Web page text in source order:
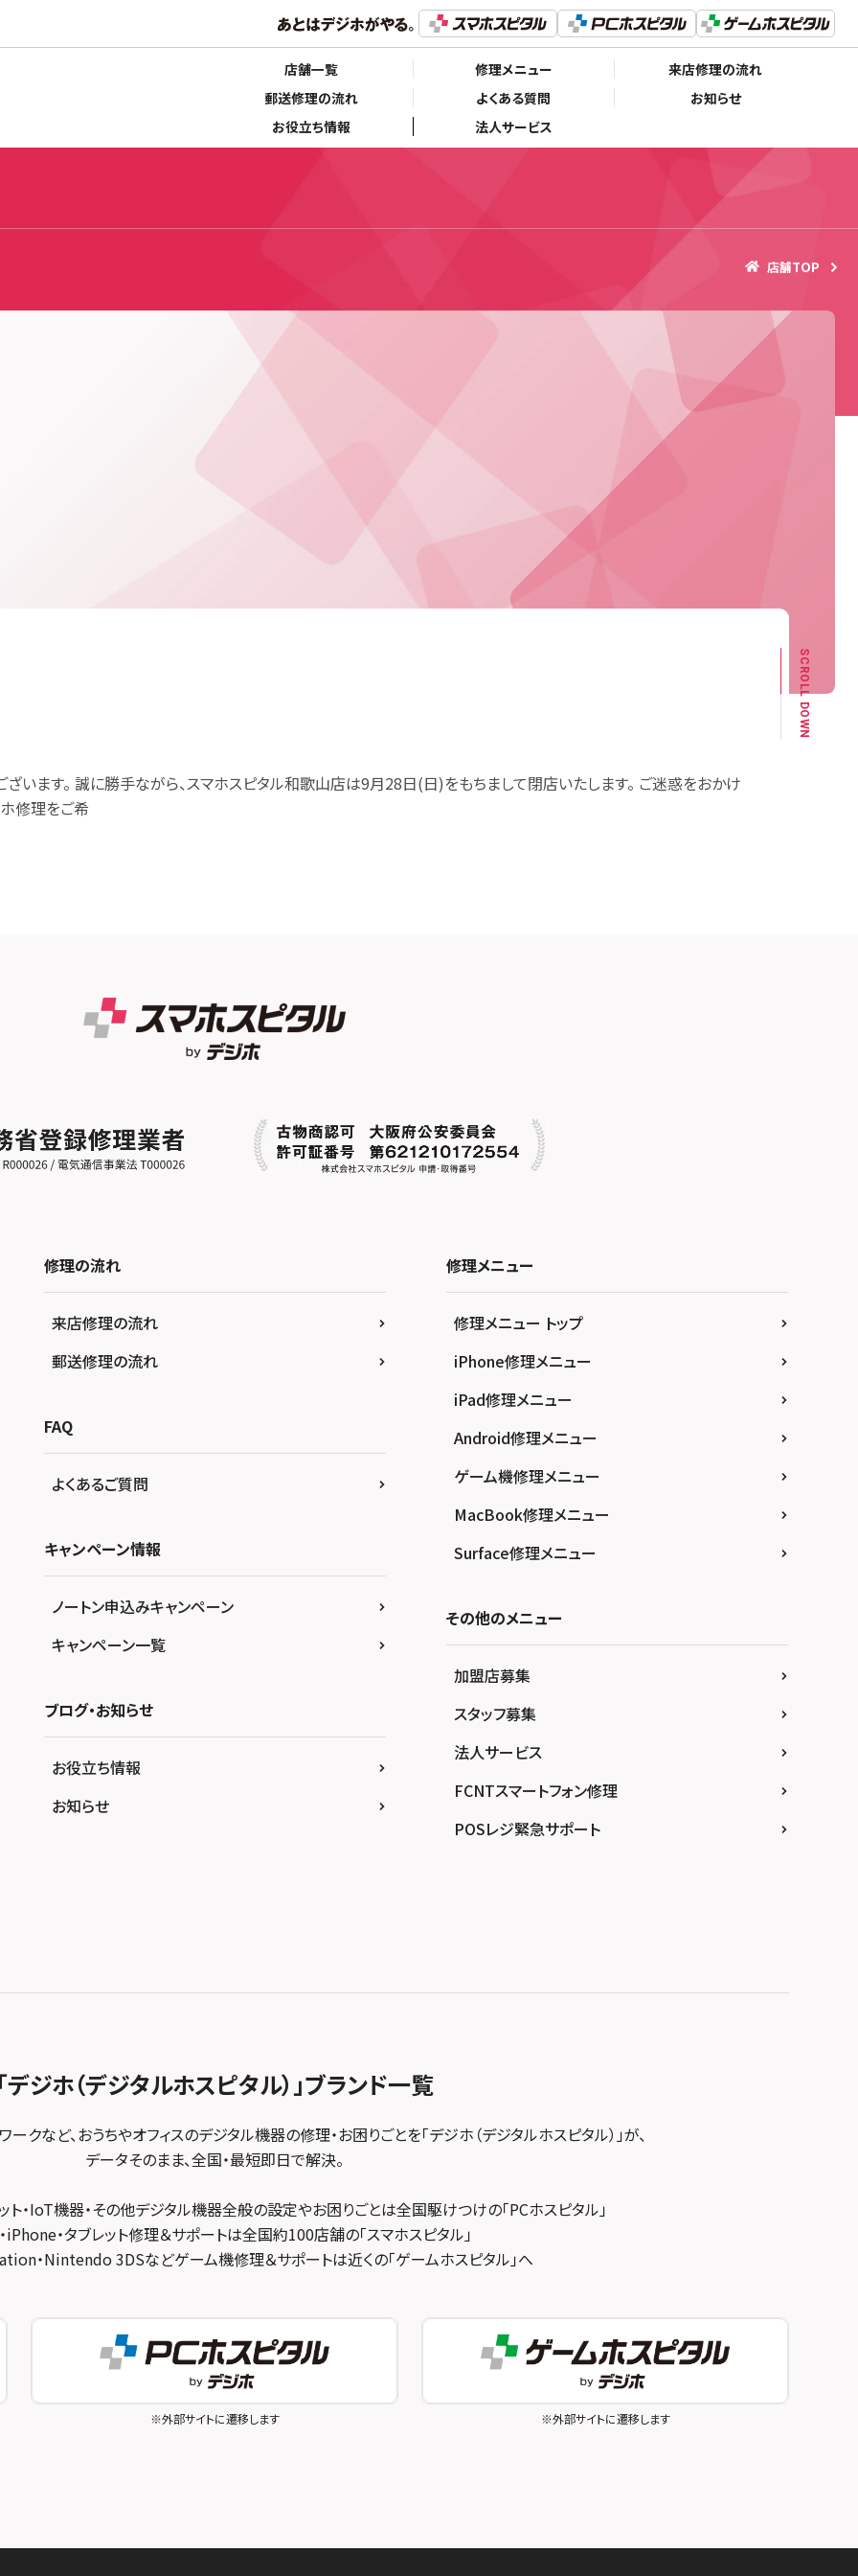
店舗一覧 修理メニュー
来店修理の流れ
郵送修理の流れ
よくある質問
お知らせ
お役立ち情報
法人サービス
店舗TOP
SCROLL DOWN
います。 誠に勝手ながら、スマホスピタル和歌山店は9月28日(日)をもちまして閉店いたします。 ご迷惑をおかけ
修理をご希
修理の流れ
来店修理の流れ
郵送修理の流れ
FAQ
よくあるご質問
キャンペーン情報
ノートン申込みキャンペーン
キャンペーン一覧
ブログ・お知らせ
お役立ち情報
お知らせ
修理メニュー
修理メニュー トップ
iPhone修理メニュー
iPad修理メニュー
Android修理メニュー
ゲーム機修理メニュー
MacBook修理メニュー
Surface修理メニュー
その他のメニュー
加盟店募集
スタッフ募集
法人サービス
FCNTスマートフォン修理
POSレジ緊急サポート
デジホ（デジタルホスピタル）」ブランド一覧
ークなど、おうちやオフィスのデジタル機器の修理・お困りごとを「デジホ（デジタルホスピタル）」が、
データそのまま、全国・最短即日で解決。
ト・IoT機器・その他デジタル機器全般の設定やお困りごとは全国駆けつけの「PCホスピタル」
iPhone・タブレット修理＆サポートは全国約100店舗の「スマホスピタル」
・Nintendo 3DSなどゲーム機修理＆サポートは近くの「ゲームホスピタル」へ
※外部サイトに遷移します ※外部サイトに遷移します